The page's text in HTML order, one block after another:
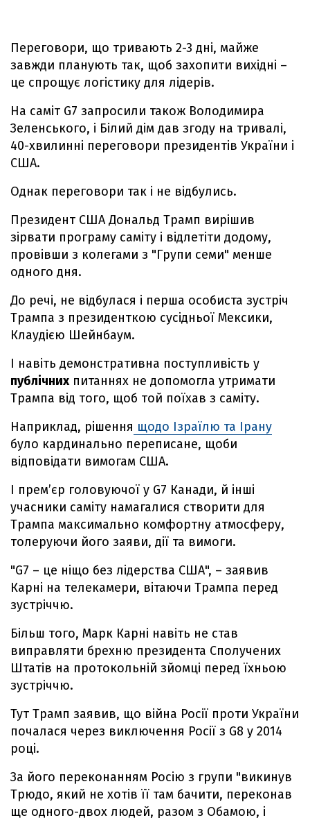
Переговори, що тривають 2-3 дні, майже
завжди планують так, щоб захопити вихідні –
це спрощує логістику для лідерів.
На саміт G7 запросили також Володимира
Зеленського, і Білий дім дав згоду на тривалі,
40-хвилинні переговори президентів України і
США.
Однак переговори так і не відбулись.
Президент США Дональд Трамп вирішив
зірвати програму саміту і відлетіти додому,
провівши з колегами з "Групи семи" менше
одного дня.
До речі, не відбулася і перша особиста зустріч
Трампа з президенткою сусідньої Мексики,
Клаудією Шейнбаум.
І навіть демонстративна поступливість у
публічнихпитаннях не допомогла утримати
Трампа від того, щоб той поїхав з саміту.
Наприклад, рішення щодо Ізраїлю та Ірану
було кардинально переписане, щоби
відповідати вимогам США.
І прем’єр головуючої у G7 Канади, й інші
учасники саміту намагалися створити для
Трампа максимально комфортну атмосферу,
толеруючи його заяви, дії та вимоги.
"G7 – це ніщо без лідерства США", – заявив
Карні на телекамери, вітаючи Трампа перед
зустріччю.
Більш того, Марк Карні навіть не став
виправляти брехню президента Сполучених
Штатів на протокольній зйомці перед їхньою
зустріччю.
Тут Трамп заявив, що війна Росії проти України
почалася через виключення Росії з G8 у 2014
році.
За його переконанням Росію з групи "викинув
Трюдо, який не хотів її там бачити, переконав
ще одного-двох людей, разом з Обамою, і